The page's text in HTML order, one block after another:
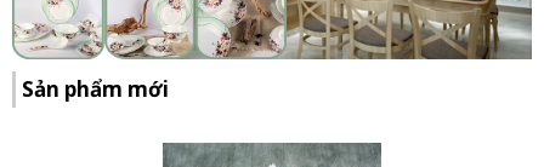
Sản phẩm mới